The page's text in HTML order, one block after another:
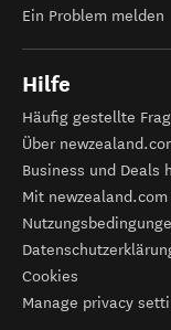
Ein Problem melden
Hilfe
Häufig gestellte
Über
Business und Deals
Mit
Cookies
Manage privacy